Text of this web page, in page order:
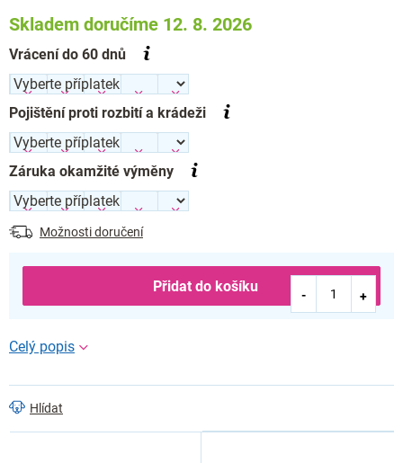
Skladem doručíme 12. 8. 2026
Vrácení do 60 dnů
Pojištění proti rozbití a krádeži
Záruka okamžité výměny
Možnosti doručení
Přidat do košíku
Hlídat